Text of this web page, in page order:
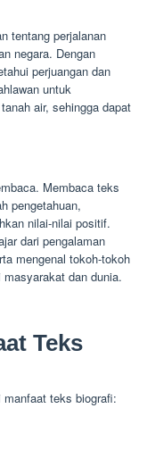
tentang perjalanan
negara. Dengan
perjuangan dan
untuk
air, sehingga dapat
Membaca teks
pengetahuan,
nilai-nilai positif.
dari pengalaman
mengenal tokoh-tokoh
dan dunia.
Teks
teks biografi: